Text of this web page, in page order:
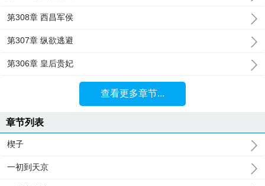
第308章 西昌军侯
第307章 纵欲逃避
第306章 皇后贵妃
查看更多章节...
章节列表
楔子
一初到天京